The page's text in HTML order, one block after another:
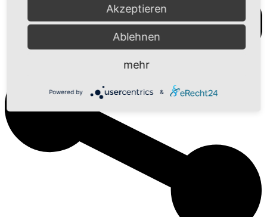
Akzeptieren
Ablehnen
mehr
Powered by &